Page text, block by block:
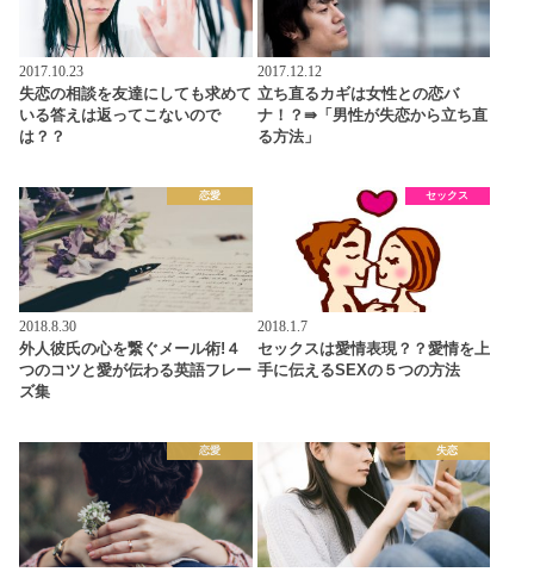
2017.10.23
失恋の相談を友達にしても求めて
いる答えは返ってこないので
は？？
2017.12.12
立ち直るカギは女性との恋バ
ナ！？⇛「男性が失恋から立ち直
る方法」
恋愛
2018.8.30
外人彼氏の心を繋ぐメール術!４
つのコツと愛が伝わる英語フレー
ズ集
セックス
2018.1.7
セックスは愛情表現？？愛情を上
手に伝えるSEXの５つの方法
恋愛 失恋